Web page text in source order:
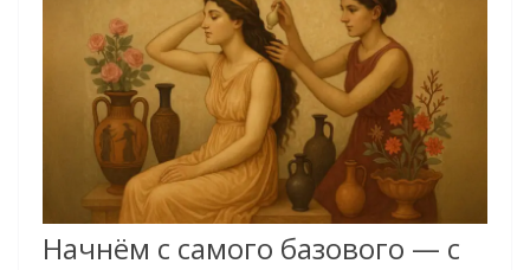
Начнём с самого базового — с